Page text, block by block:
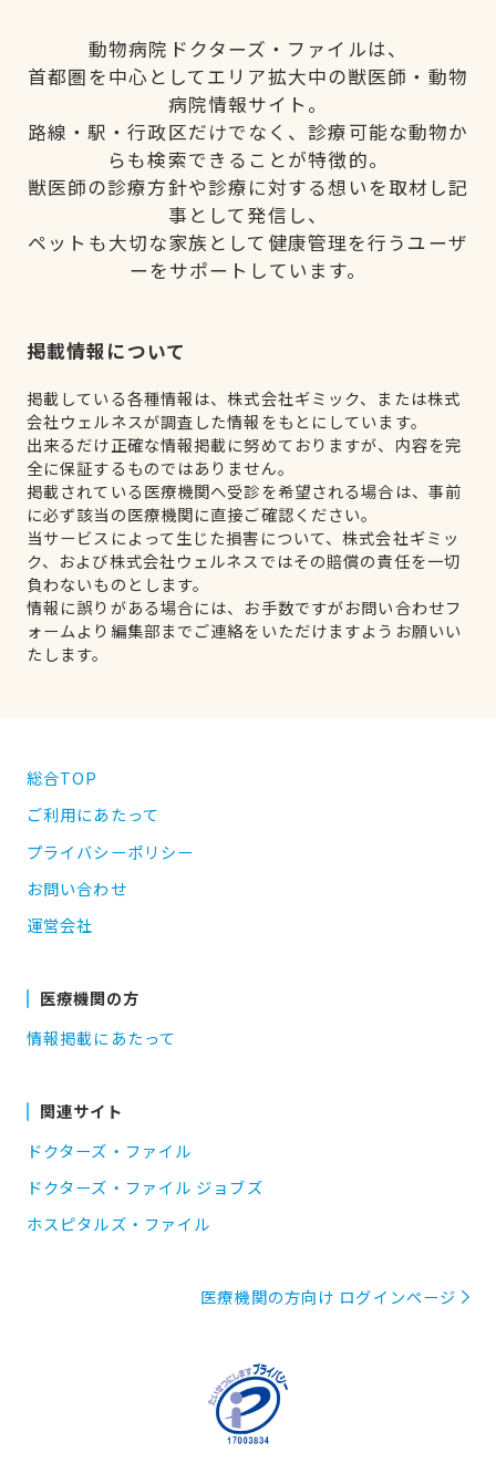
動物病院ドクターズ・ファイルは、
首都圏を中心としてエリア拡大中の獣医師・動物
病院情報サイト。
路線・駅・行政区だけでなく、診療可能な動物か
らも検索できることが特徴的。
獣医師の診療方針や診療に対する想いを取材し記
事として発信し、
ペットも大切な家族として健康管理を行うユーザ
ーをサポートしています。
掲載情報について
掲載している各種情報は、株式会社ギミック、または株式
会社ウェルネスが調査した情報をもとにしています。
出来るだけ正確な情報掲載に努めておりますが、内容を完
全に保証するものではありません。
掲載されている医療機関へ受診を希望される場合は、事前
に必ず該当の医療機関に直接ご確認ください。
当サービスによって生じた損害について、株式会社ギミッ
ク、および株式会社ウェルネスではその賠償の責任を一切
負わないものとします。
情報に誤りがある場合には、お手数ですがお問い合わせフ
ォームより編集部までご連絡をいただけますようお願いい
たします。
総合TOP
ご利用にあたって
プライバシーポリシー
お問い合わせ
運営会社
医療機関の方
情報掲載にあたって
関連サイト
ドクターズ・ファイル
ドクターズ・ファイル ジョブズ
ホスピタルズ・ファイル
医療機関の方向け ログインページ